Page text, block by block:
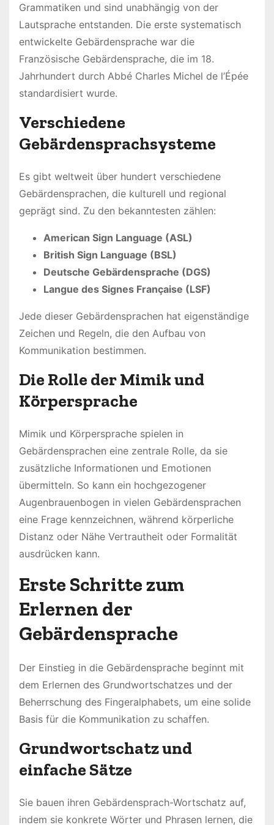
Grammatiken und sind unabhängig von der
Lautsprache entstanden. Die erste systematisch
entwickelte Gebärdensprache war die
Französische Gebärdensprache, die im 18.
Jahrhundert durch Abbé Charles Michel de l’Épée
standardisiert wurde.
Verschiedene
Gebärdensprachsysteme
Es gibt weltweit über hundert verschiedene
Gebärdensprachen, die kulturell und regional
geprägt sind. Zu den bekanntesten zählen:
American Sign Language (ASL)
British Sign Language (BSL)
Deutsche Gebärdensprache (DGS)
Langue des Signes Française (LSF)
Jede dieser Gebärdensprachen hat eigenständige
Zeichen und Regeln, die den Aufbau von
Kommunikation bestimmen.
Die Rolle der Mimik und
Körpersprache
Mimik und Körpersprache spielen in
Gebärdensprachen eine zentrale Rolle, da sie
zusätzliche Informationen und Emotionen
übermitteln. So kann ein hochgezogener
Augenbrauenbogen in vielen Gebärdensprachen
eine Frage kennzeichnen, während körperliche
Distanz oder Nähe Vertrautheit oder Formalität
ausdrücken kann.
Erste Schritte zum
Erlernen der
Gebärdensprache
Der Einstieg in die Gebärdensprache beginnt mit
dem Erlernen des Grundwortschatzes und der
Beherrschung des Fingeralphabets, um eine solide
Basis für die Kommunikation zu schaffen.
Grundwortschatz und
einfache Sätze
Sie bauen ihren Gebärdensprach-Wortschatz auf,
indem sie konkrete Wörter und Phrasen lernen, die